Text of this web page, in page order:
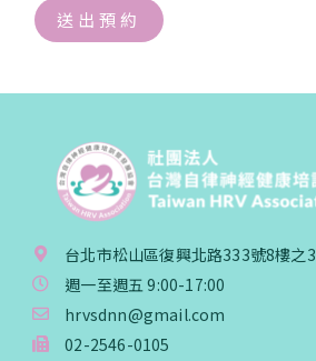
送出預約
台北市松山區復興北路333號8樓之3
週一至週五 9:00-17:00
hrvsdnn@gmail.com
02-2546-0105